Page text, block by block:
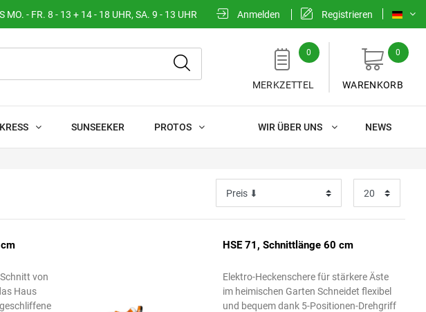
MO. - FR. 8 - 13 + 14 - 18 UHR, SA. 9 - 13 UHR Anmelden Registrieren
0
MERKZETTEL
0
WARENKORB
KRESS SUNSEEKER PROTOS NEWS
WIR ÜBER UNS
von
Haus
HSE 71, Schnittlänge 60 cm
Elektro-Heckenschere für stärkere Äste
im heimischen Garten Schneidet flexibel
und bequem dank 5-Positionen-Drehgriff